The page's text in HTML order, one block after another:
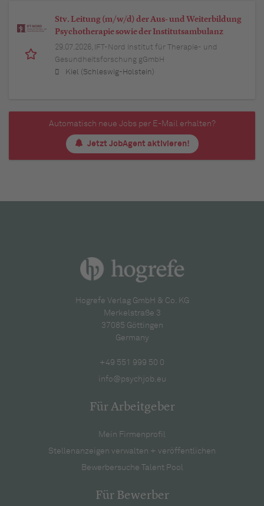
Stv. Leitung (m/w/d) der Aus- und Weiterbildung
Psychotherapie sowie der Institutsambulanz
29.07.2026,
IFT-Nord Institut für Therapie- und
Gesundheitsforschung gGmbH
Kiel (Schleswig-Holstein)
Automatisch neue Jobs per E-Mail erhalten?
Jetzt JobAgent aktivieren!
Hogrefe Verlag GmbH & Co. KG
Merkelstraße 3
37085 Göttingen
Germany
+49 551 999 50 0
info@psychjob.eu
Für Arbeitgeber
Mein Firmenprofil
Stellenanzeigen verwalten + veröffentlichen
Bewerbersuche Talent Pool
Für Bewerber